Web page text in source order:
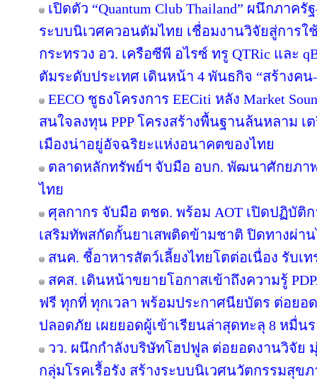
เปิดตัว “Quantum Club Thailand” ผนึกภาค
ระบบนิเวศควอนตัมไทย เชื่อมงานวิจัยสู่การ
กระทรวง อว. เครือซีพี อไรซ์ ทรู QTRic และ
ตัมระดับประเทศ เดินหน้า 4 พันธกิจ “สร้างคน
EECO ชูธงโครงการ EECiti หลัง Market
สนใจลงทุน PPP โครงสร้างพื้นฐานล้นหลาม
เมืองน่าอยู่อัจฉริยะแห่งอนาคตของไทย
ตลาดหลักทรัพย์ฯ จับมือ อบก. พัฒนาศักยภ
ไทย
ศุลกากร จับมือ ตชด. พร้อม AOT เปิดปฏิบัติก
เสริมทัพสกัดกั้นยาเสพติดข้ามชาติ ปิดทางผ่
สนค. ชี้อาหารสัตว์เลี้ยงไทยโตต่อเนื่อง รับเ
สคส. เดินหน้าขยายโอกาสเข้าถึงความรู้
ฟรี ทุกที่ ทุกเวลา พร้อมประกาศนียบัตร ต่อย
ปลอดภัย เผยยอดผู้เข้าเรียนล่าสุดทะลุ 8 หมื่น
วว. ผนึกกำลังบริษัทโฮปฟูล ต่อยอดงานวิจัย
กลุ่มโรคเรื้อรัง สร้างระบบนิเวศนวัตกรรมสุข